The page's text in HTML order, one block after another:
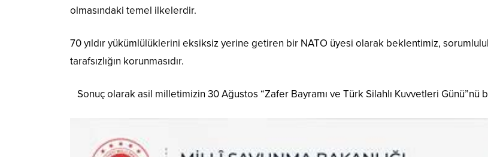
olmasındaki temel ilkelerdir.
70 yıldır yükümlülüklerini eksiksiz yerine getiren bir NATO üyesi olarak beklentimiz,
tarafsızlığın korunmasıdır.
Sonuç olarak asil milletimizin 30 Ağustos “Zafer Bayramı ve Türk Silahlı Kuvvetleri Günü”nü